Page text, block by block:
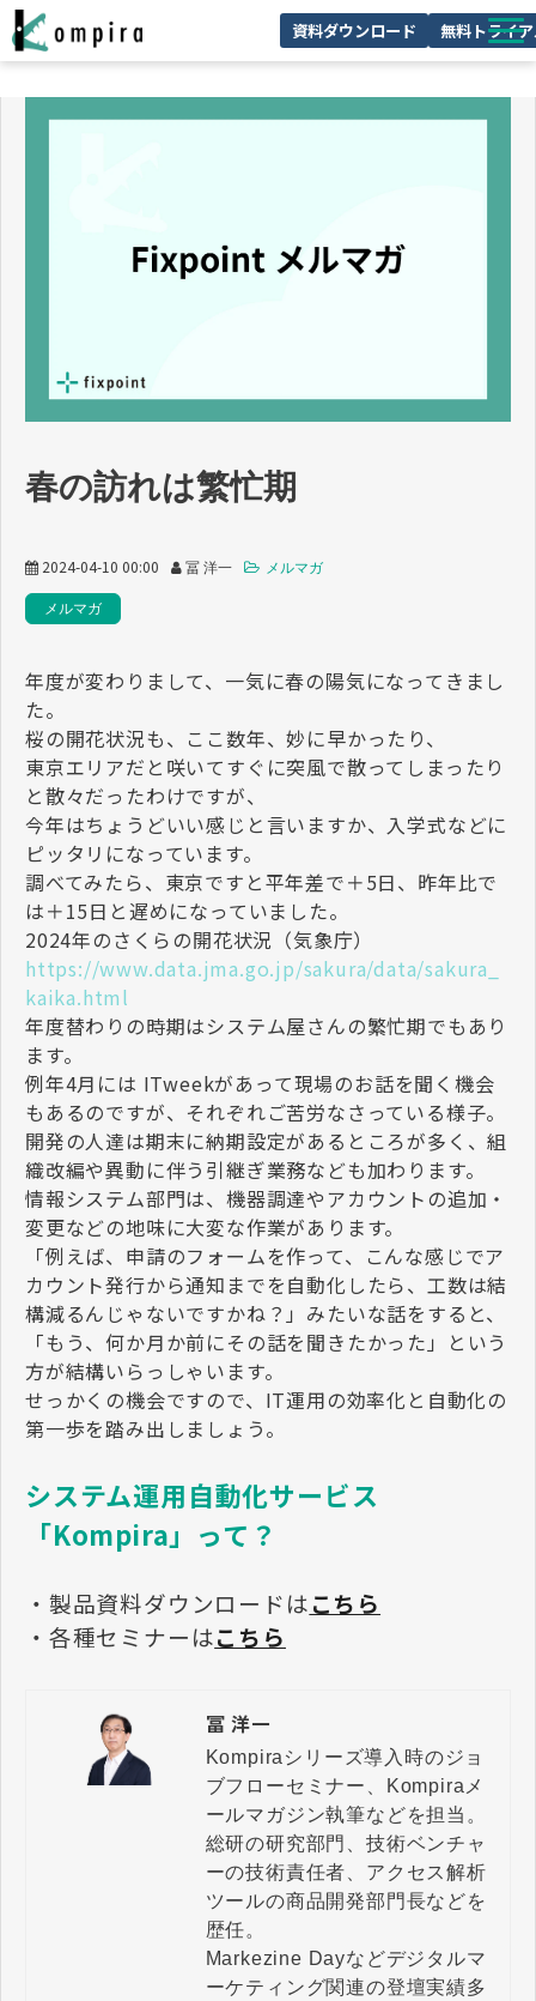
資料ダウンロード 無料トライ
技術情報
春の訪れは繁忙期
2024-04-10 00:00 冨 洋一 メルマガ
メルマガ
年度が変わりまして、一気に春の陽気になってきまし
た。
桜の開花状況も、ここ数年、妙に早かったり、
東京エリアだと咲いてすぐに突風で散ってしまったり
と散々だったわけですが、
今年はちょうどいい感じと言いますか、入学式などに
ピッタリになっています。
調べてみたら、東京ですと平年差で＋5日、昨年比で
は＋15日と遅めになっていました。
2024年のさくらの開花状況（気象庁）
https://www.data.jma.go.jp/sakura/data/sakura_
kaika.html
年度替わりの時期はシステム屋さんの繁忙期でもあり
ます。
例年4月には ITweekがあって現場のお話を聞く機会
もあるのですが、それぞれご苦労なさっている様子。
開発の人達は期末に納期設定があるところが多く、組
織改編や異動に伴う引継ぎ業務なども加わります。
情報システム部門は、機器調達やアカウントの追加・
変更などの地味に大変な作業があります。
「例えば、申請のフォームを作って、こんな感じでア
カウント発行から通知までを自動化したら、工数は結
構減るんじゃないですかね？」みたいな話をすると、
「もう、何か月か前にその話を聞きたかった」という
方が結構いらっしゃいます。
せっかくの機会ですので、IT運用の効率化と自動化の
第一歩を踏み出しましょう。
システム運用自動化サービス
「Kompira」って？
・製品資料ダウンロードはこちら
・各種セミナーはこちら
冨 洋一
Kompiraシリーズ導入時のジョ
ブフローセミナー、Kompiraメ
ールマガジン執筆などを担当。
総研の研究部門、技術ベンチャ
ーの技術責任者、アクセス解析
ツールの商品開発部門長などを
歴任。
Markezine Dayなどデジタルマ
ーケティング関連の登壇実績多